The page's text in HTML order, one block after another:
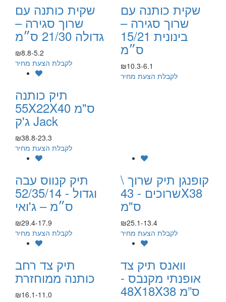
שקית כותנה עם
שרוך סגירה –
בינונית 15/21
ס״מ
₪10.3-6.1
לקבלת הצעת מחיר
שקית כותנה עם
שרוך סגירה –
גדולה 21/30 ס״מ
₪8.8-5.2
לקבלת הצעת מחיר
תיק כותנה
55X22X40 ס"מ
ג'ק Jack
₪38.8-23.3
לקבלת הצעת מחיר
קופנגן תיק שרוך \
שרוכים - 43X38
ס"מ
₪25.1-13.4
לקבלת הצעת מחיר
תיק קנווס עבה
וגדול - 52/35/14
ס״מ – ג'ואי
₪29.4-17.9
לקבלת הצעת מחיר
וואנס תיק צד
אופנתי מקנבס -
48X18X38 ס”מ
תיק צד רחב
כותנה ממוחזרת
₪16.1-11.0